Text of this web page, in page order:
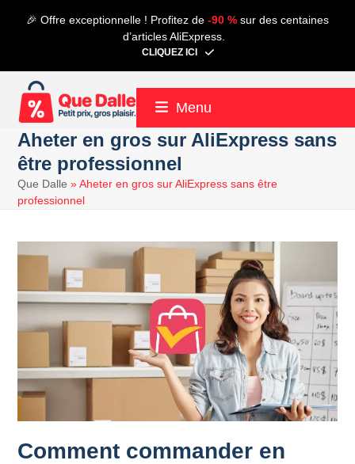
🎉 Offre exceptionnelle ! Profitez de -90 % sur des centaines
d’articles AliExpress.
CLIQUEZ ICI
Menu
Aheter en gros sur AliExpress sans
être professionnel
Que Dalle »Aheter en gros sur AliExpress sans être
professionnel
Comment commander en